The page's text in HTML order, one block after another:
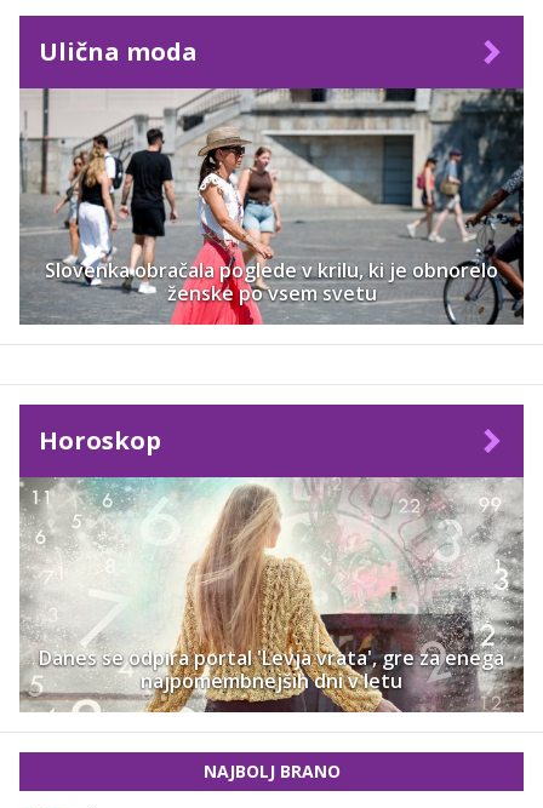
Ulična moda
Slovenka obračala poglede v krilu, ki je obnorelo
ženske po vsem svetu
Horoskop
Danes se odpira portal 'Levja vrata', gre za enega
najpomembnejših dni v letu
NAJBOLJ BRANO